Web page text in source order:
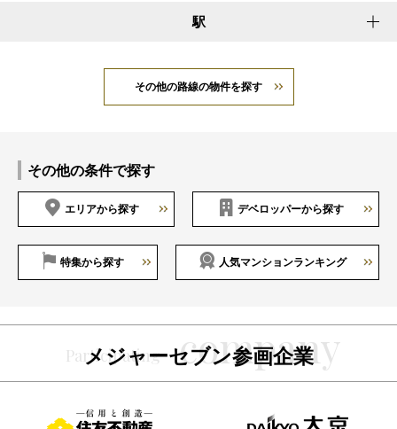
駅
その他の路線の物件を探す
その他の条件で探す
エリアから探す デベロッパーから探す
特集から探す 人気マンションランキング
メジャーセブン参画企業